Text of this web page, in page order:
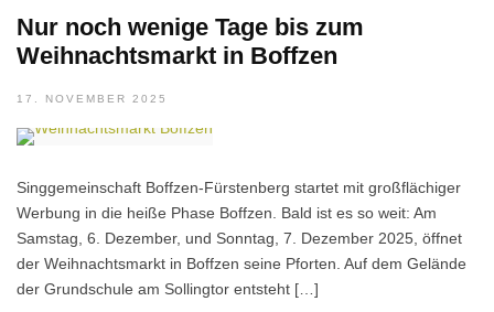
Nur noch wenige Tage bis zum
Weihnachtsmarkt in Boffzen
17. NOVEMBER 2025
Singgemeinschaft Boffzen-Fürstenberg startet mit großflächiger
Werbung in die heiße Phase Boffzen. Bald ist es so weit: Am
Samstag, 6. Dezember, und Sonntag, 7. Dezember 2025, öffnet
der Weihnachtsmarkt in Boffzen seine Pforten. Auf dem Gelände
der Grundschule am Sollingtor entsteht […]